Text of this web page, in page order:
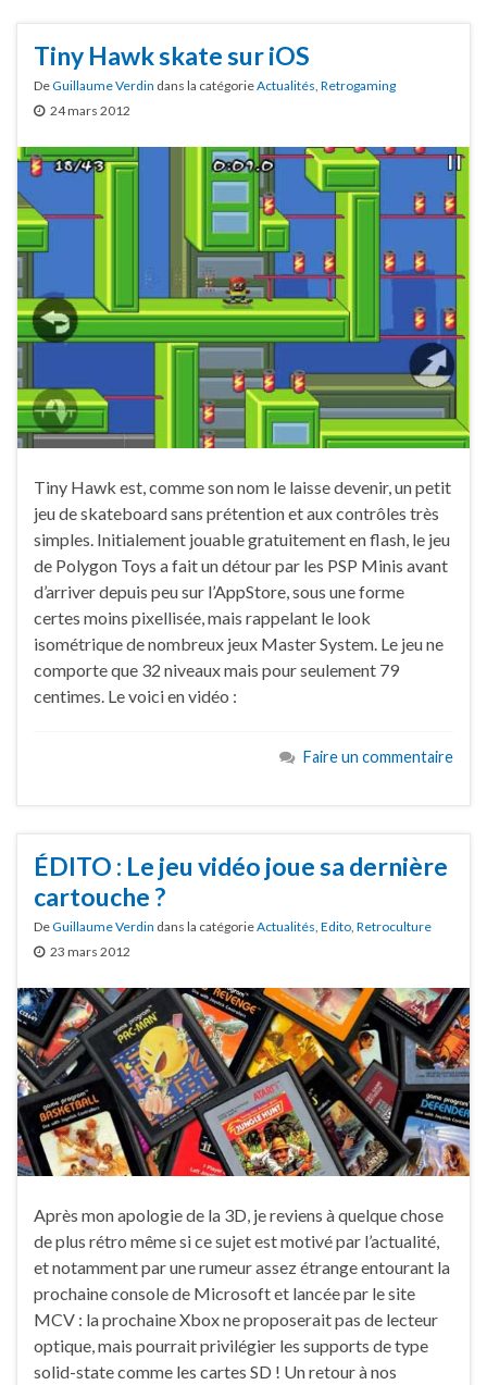
Tiny Hawk skate sur iOS
DeGuillaume Verdin dans la catégorieActualités Retrogaming
24 mars 2012
Tiny Hawk est, comme son nom le laisse devenir, un petit
jeu de skateboard sans prétention et aux contrôles très
simples. Initialement jouable gratuitement en flash, le jeu
de Polygon Toys a fait un détour par les PSP Minis avant
d’arriver depuis peu sur l’AppStore, sous une forme
certes moins pixellisée, mais rappelant le look
isométrique de nombreux jeux Master System. Le jeu ne
comporte que 32 niveaux mais pour seulement 79
centimes. Le voici en vidéo :
Faire un commentaire
ÉDITO : Le jeu vidéo joue sa dernière
cartouche ?
DeGuillaume Verdin dans la catégorieActualités, Edito, Retroculture
23 mars 2012
Après mon apologie de la 3D, je reviens à quelque chose
de plus rétro même si ce sujet est motivé par l’actualité,
et notamment par une rumeur assez étrange entourant la
prochaine console de Microsoft et lancée par le site
MCV : la prochaine Xbox ne proposerait pas de lecteur
optique, mais pourrait privilégier les supports de type
solid-state comme les cartes SD ! Un retour à nos